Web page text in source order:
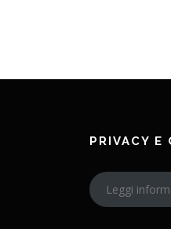
PRIVACY E
Leggi